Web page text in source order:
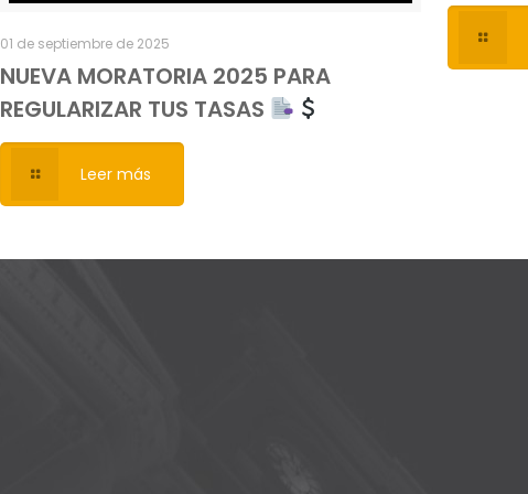
01 de septiembre de 2025
NUEVA MORATORIA 2025 PARA
REGULARIZAR TUS TASAS
Leer más